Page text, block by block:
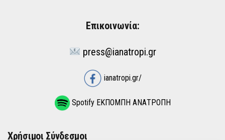
Επικοινωνία:
press@ianatropi.gr
ianatropi.gr/
Spotify ΕΚΠΟΜΠΗ ΑΝΑΤΡΟΠΗ
Χρήσιμοι Σύνδεσμοι